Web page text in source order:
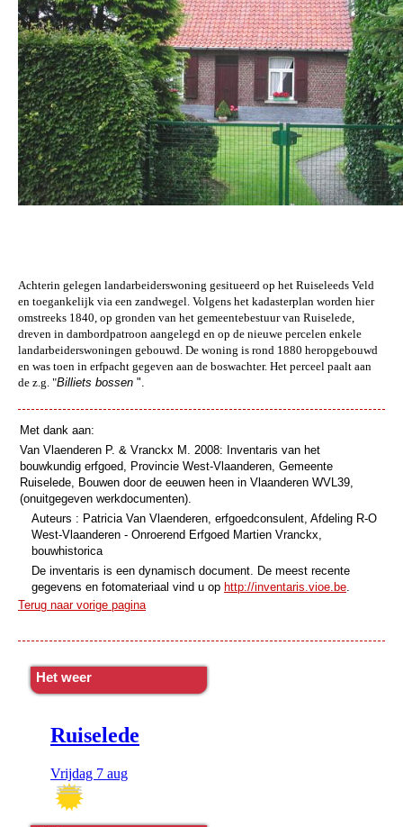
Achterin gelegen landarbeiderswoning gesitueerd op het Ruiseleeds Veld
en toegankelijk via een zandwegel. Volgens het kadasterplan worden hier
omstreeks 1840, op gronden van het gemeentebestuur van Ruiselede,
dreven in dambordpatroon aangelegd en op de nieuwe percelen enkele
landarbeiderswoningen gebouwd. De woning is rond 1880 heropgebouwd
en was toen in erfpacht gegeven aan de boswachter. Het perceel paalt aan
de z.g. "Billiets bossen ".
Met dank aan:
Van Vlaenderen P. & Vranckx M. 2008: Inventaris van het
bouwkundig erfgoed, Provincie West-Vlaanderen, Gemeente
Ruiselede, Bouwen door de eeuwen heen in Vlaanderen WVL39,
(onuitgegeven werkdocumenten).
Auteurs : Patricia Van Vlaenderen, erfgoedconsulent, Afdeling R-O
West-Vlaanderen - Onroerend Erfgoed Martien Vranckx,
bouwhistorica
De inventaris is een dynamisch document. De meest recente
gegevens en fotomateriaal vind u op http://inventaris.vioe.be.
Terug naar vorige pagina
Het weer